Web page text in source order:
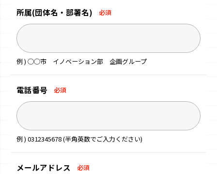
所属(団体名・部署名) 必須
例 ) ◯◯市 イノベーション部 企画グループ
電話番号 必須
例 ) 0312345678 (半角英数でご入力ください)
メールアドレス 必須